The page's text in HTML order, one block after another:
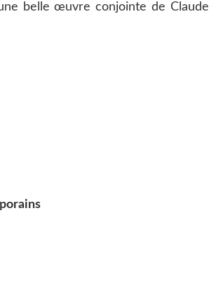
belle œuvre conjointe de Claude